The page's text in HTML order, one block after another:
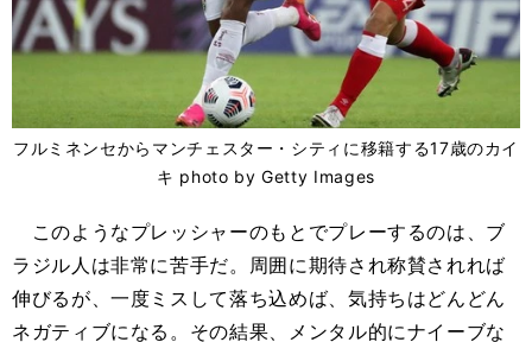
フルミネンセからマンチェスター・シティに移籍する17歳のカイ
キ photo by Getty Images
このようなプレッシャーのもとでプレーするのは、ブ
ラジル人は非常に苦手だ。周囲に期待され称賛されれば
伸びるが、一度ミスして落ち込めば、気持ちはどんどん
ネガティブになる。その結果、メンタル的にナイーブな